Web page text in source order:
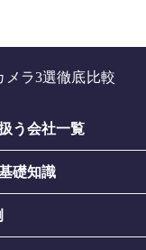
メラ3選徹底比較
う会社一覧
礎知識